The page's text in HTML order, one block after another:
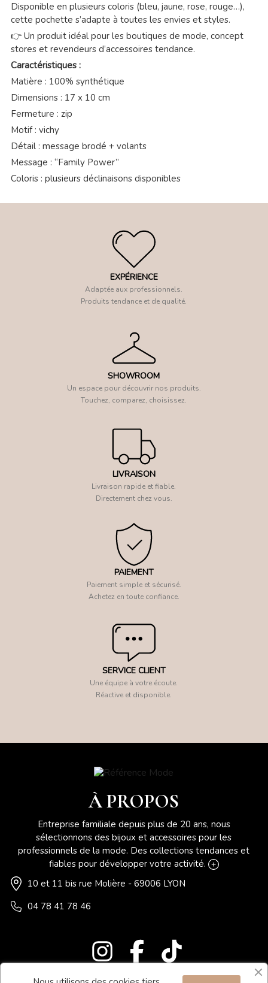
Disponible en plusieurs coloris (bleu, jaune, rose, rouge…),
cette pochette s’adapte à toutes les envies et styles.
👉 Un produit idéal pour les boutiques de mode, concept
stores et revendeurs d’accessoires tendance.
Caractéristiques :
Matière : 100% synthétique
Dimensions : 17 x 10 cm
Fermeture : zip
Motif : vichy
Détail : message brodé + volants
Message : “Family Power”
Coloris : plusieurs déclinaisons disponibles
EXPÉRIENCE
Adaptée aux professionnels.
Produits tendance et de qualité.
SHOWROOM
Un espace pour découvrir nos produits.
Touchez, comparez, choisissez.
LIVRAISON
Livraison rapide et fiable.
Directement chez vous.
PAIEMENT
Paiement simple et sécurisé.
Achetez en toute confiance.
SERVICE CLIENT
Une équipe à votre écoute.
Réactive et disponible.
À PROPOS
Entreprise familiale depuis plus de 20 ans, nous
sélectionnons des bijoux et accessoires pour les
professionnels de la mode. Des collections tendances et
fiables pour développer votre activité.
10 et 11 bis rue Molière - 69006 LYON
04 78 41 78 46